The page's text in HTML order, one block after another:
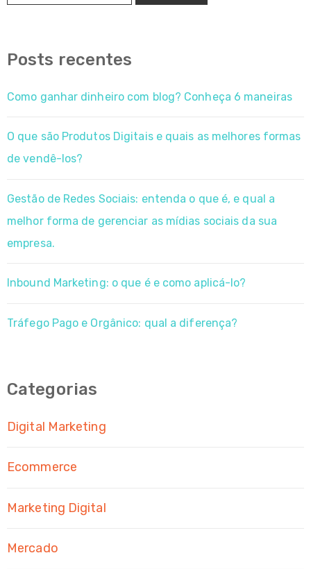
Posts recentes
Como ganhar dinheiro com blog? Conheça 6 maneiras
O que são Produtos Digitais e quais as melhores formas
de vendê-los?
Gestão de Redes Sociais: entenda o que é, e qual a
melhor forma de gerenciar as mídias sociais da sua
empresa.
Inbound Marketing: o que é e como aplicá-lo?
Tráfego Pago e Orgânico: qual a diferença?
Categorias
Digital Marketing
Ecommerce
Marketing Digital
Mercado